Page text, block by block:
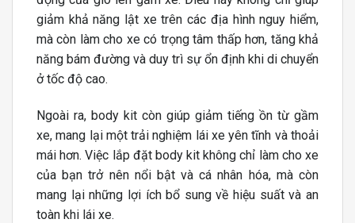
giảm khả năng lật xe trên các địa hình nguy hiểm,
mà còn làm cho xe có trọng tâm thấp hơn, tăng khả
năng bám đường và duy trì sự ổn định khi di chuyển
ở tốc độ cao.
Ngoài ra, body kit còn giúp giảm tiếng ồn từ gầm
xe, mang lại một trải nghiệm lái xe yên tĩnh và thoải
mái hơn. Việc lắp đặt body kit không chỉ làm cho xe
của bạn trở nên nổi bật và cá nhân hóa, mà còn
mang lại những lợi ích bổ sung về hiệu suất và an
toàn khi lái xe.